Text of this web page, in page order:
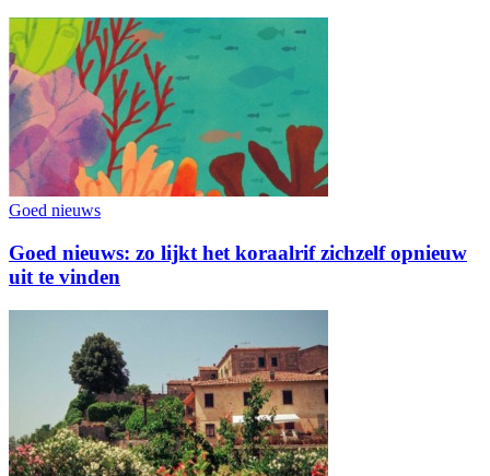
Goed nieuws
Goed nieuws: zo lijkt het koraalrif zichzelf opnieuw
uit te vinden